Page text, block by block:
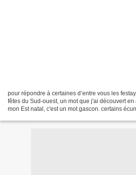
pour répondre à certaines d’entre vous les
fêtes du Sud-ouest, un mot que j'ai découvert
mon Est natal, c'est un mot gascon. certains